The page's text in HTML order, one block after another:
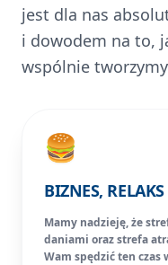
jest dla nas
i dowodem na to,
wspólnie
🍔
BIZNES,
Mamy nadzieję, że
daniami oraz strefa
Wam spędzić ten czas